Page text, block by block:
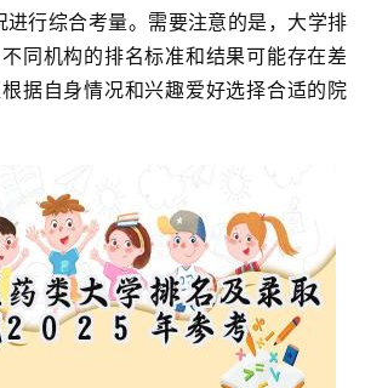
行综合考量。需要注意的是，大学排
同机构的排名标准和结果可能存在差
据自身情况和兴趣爱好选择合适的院